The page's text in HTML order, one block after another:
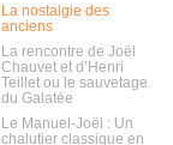
La nostalgie des
anciens
La rencontre de Joël
Chauvet et d’Henri
Teillet ou le sauvetage
du Galatée
Le Manuel-Joël : Un
chalutier classique en